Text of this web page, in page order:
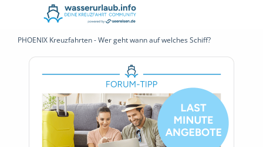
PHOENIX Kreuzfahrten - Wer geht wann auf welches Schiff?